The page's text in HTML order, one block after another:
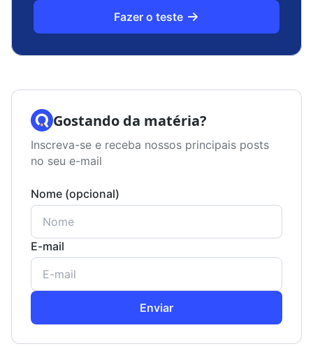
Fazer o teste
Gostando da matéria?
Inscreva-se e receba nossos principais posts
no seu e-mail
Nome (opcional)
E-mail
Enviar